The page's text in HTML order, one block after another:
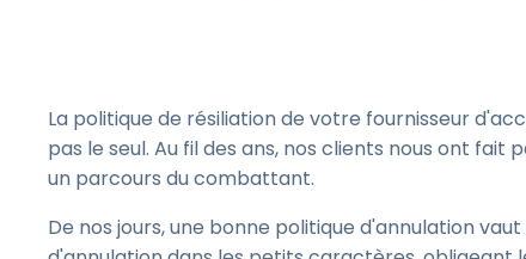
La politique de résiliation de votre fournisseur
pas le seul. Au fil des ans, nos clients nous ont
un parcours du combattant.
De nos jours, une bonne politique d'annulation